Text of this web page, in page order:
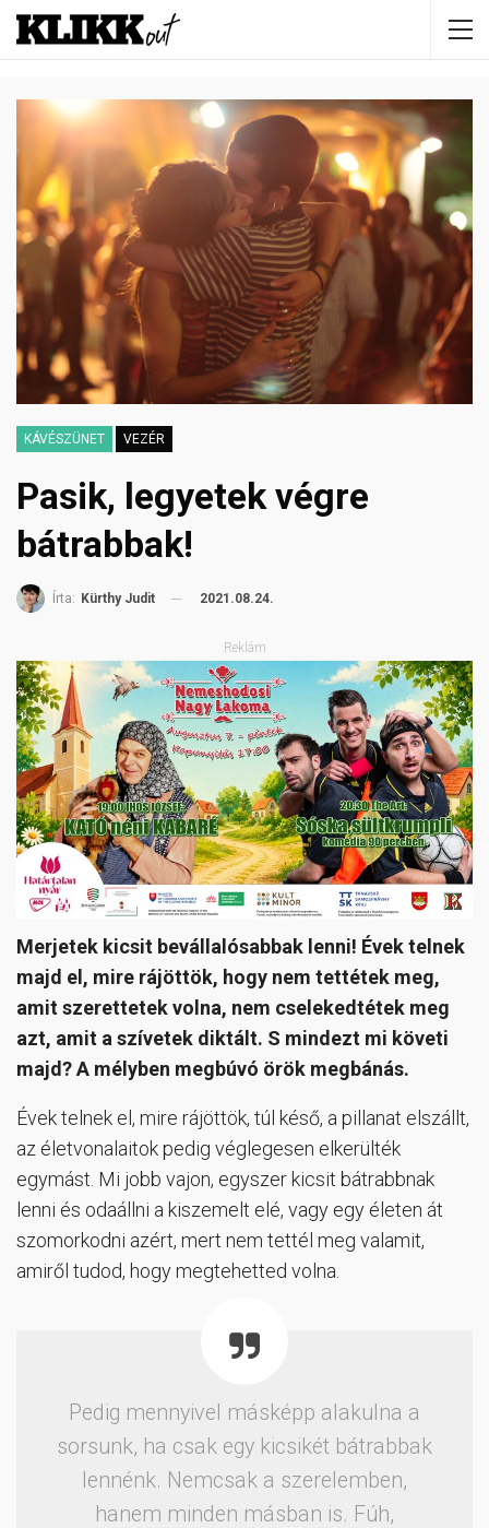
KÁVÉSZÜNET VEZÉR
Pasik, legyetek végre
bátrabbak!
Írta: Kürthy Judit 2021.08.24.
Reklám
Merjetek kicsit bevállalósabbak lenni! Évek telnek
majd el, mire rájöttök, hogy nem tettétek meg,
amit szerettetek volna, nem cselekedtétek meg
azt, amit a szívetek diktált. S mindezt mi követi
majd? A mélyben megbúvó örök megbánás.
Évek telnek el, mire rájöttök, túl késő, a pillanat elszállt,
az életvonalaitok pedig véglegesen elkerülték
egymást. Mi jobb vajon, egyszer kicsit bátrabbnak
lenni és odaállni a kiszemelt elé, vagy egy életen át
szomorkodni azért, mert nem tettél meg valamit,
amiről tudod, hogy megtehetted volna.
Pedig mennyivel másképp alakulna a
sorsunk, ha csak egy kicsikét bátrabbak
lennénk. Nemcsak a szerelemben,
hanem minden másban is. Fúh,